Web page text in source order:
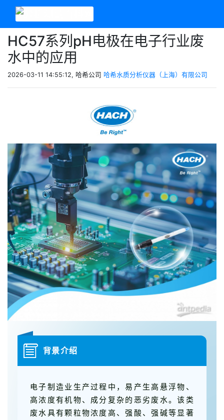
HC57系列pH电极在电子行业废
水中的应用
2026-03-11 14:55:12, 哈希公司 哈希水质分析仪器（上海）有限公司
背景介绍
电子制造业生产过程中，易产生高悬浮物、
高浓度有机物、成分复杂的恶劣废水。该类
废水具有颗粒物浓度高、强酸、强碱等显著